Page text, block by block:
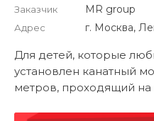
Заказчик
Адрес
MR group
г. Москва,
Для детей, которые
установлен канатный
метров, проходящий на